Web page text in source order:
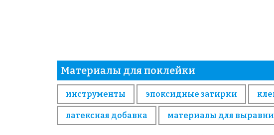
Материалы для поклейки
инструменты эпоксидные затирки
латексная добавка материалы для